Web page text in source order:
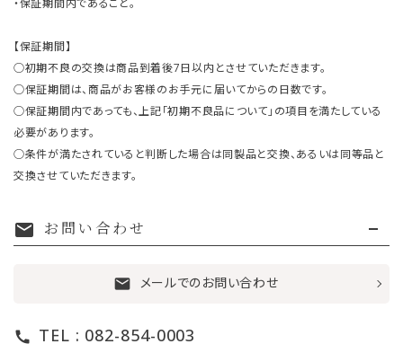
【保証期間】
○初期不良の交換は商品到着後7日以内とさせていただきます。
○保証期間は、商品がお客様のお手元に届いてからの日数です。
○保証期間内であっても、上記「初期不良品について」の項目を満たしている
必要があります。
○条件が満たされていると判断した場合は同製品と交換、あるいは同等品と
交換させていただきます。
mail お問い合わせ
mail メールでのお問い合わせ
call TEL : 082-854-0003